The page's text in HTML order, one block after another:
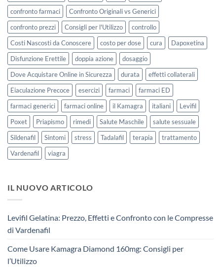
confronto farmaci
Confronto Originali vs Generici
confronto prezzi
Consigli per l'Utilizzo
controllo
Costi Nascosti da Conoscere
costo per dose cura
Dapoxetina
Disfunzione Erettile
doppia azione
dosaggio
Dove Acquistare Online in Sicurezza
durata
effetti collaterali
Eiaculazione Precoce
esercizi farmaci
farmaci ED
farmaci generici
farmaci online il Kamagra italiani
Levifil
Poxet
Priapismo rimedi Salute Maschile
salute sessuale
Sildenafil
Sintomi stress Tadalafil terapia
trattamento
Vardenafil
viagra
IL NUOVO ARTICOLO
Levifil Gelatina: Prezzo, Effetti e Confronto con le Compresse
di Vardenafil
Come Usare Kamagra Diamond 160mg: Consigli per
l’Utilizzo